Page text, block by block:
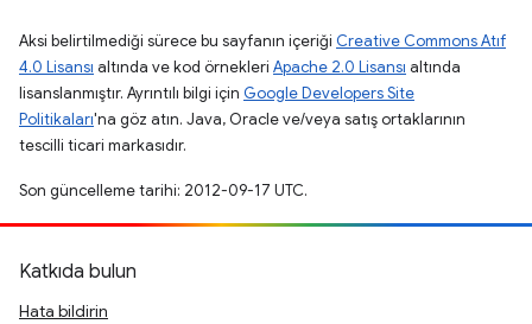
Aksi belirtilmediği sürece bu sayfanın içeriği Creative Commons Atıf
4.0 Lisansı altında ve kod örnekleri Apache 2.0 Lisansı altında
lisanslanmıştır. Ayrıntılı bilgi için Google Developers Site
Politikaları'na göz atın. Java, Oracle ve/veya satış ortaklarının
tescilli ticari markasıdır.
Son güncelleme tarihi: 2012-09-17 UTC.
Katkıda bulun
Hata bildirin